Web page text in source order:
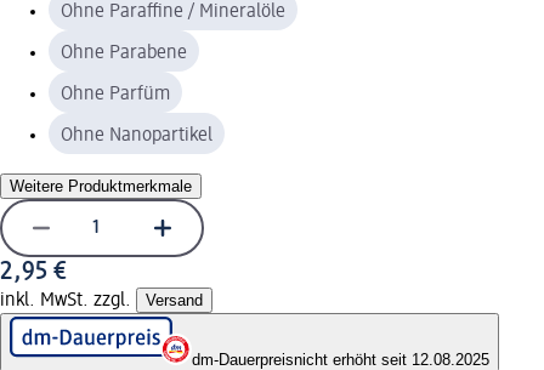
Ohne Paraffine / Mineralöle
Ohne Parabene
Ohne Parfüm
Ohne Nanopartikel
Weitere Produktmerkmale
2,95 €
inkl. MwSt. zzgl. Versand
dm-Dauerpreisnicht erhöht seit 12.08.2025